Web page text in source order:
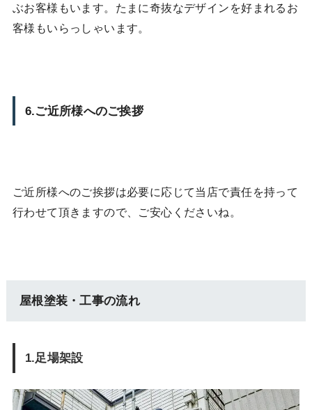
ぶお客様もいます。たまに奇抜なデザインを好まれるお
客様もいらっしゃいます。
6.ご近所様へのご挨拶
ご近所様へのご挨拶は必要に応じて当店で責任を持って
行わせて頂きますので、ご安心くださいね。
屋根塗装・工事の流れ
1.足場架設